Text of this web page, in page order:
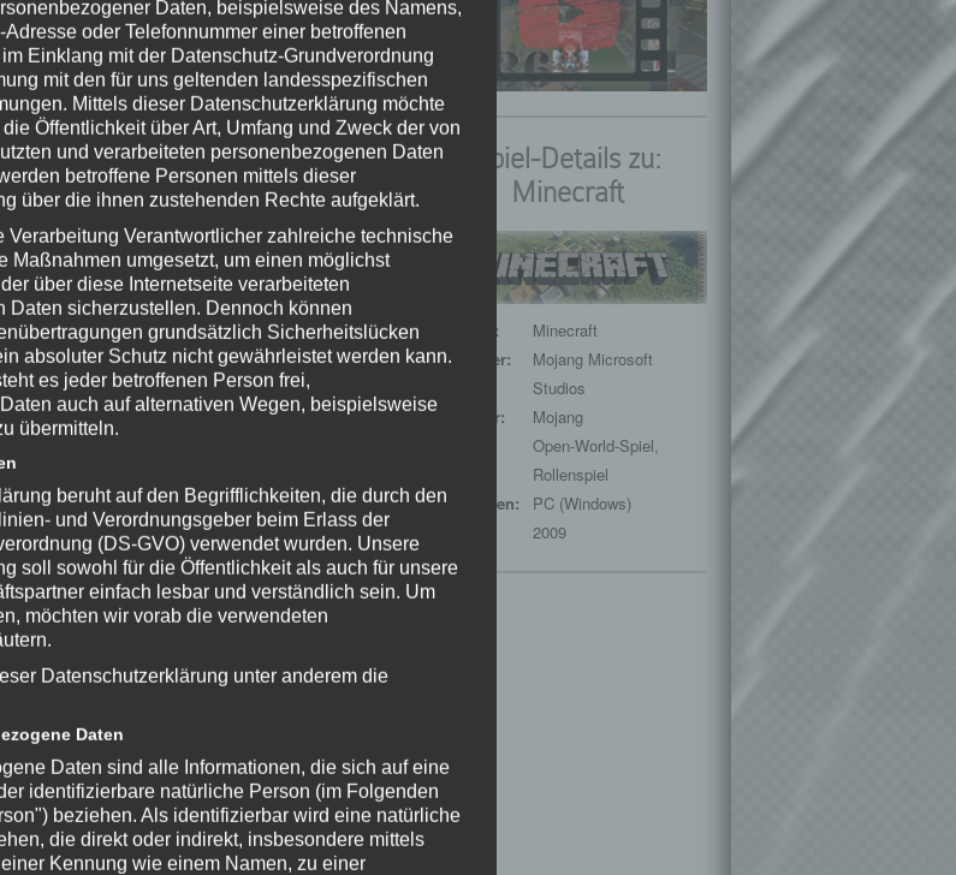
wir kommen 🙂
Entwickler und kaufe Dir das Spiel im Original!
da!
Spiel-Details zu:
Minecraft
Spieltitel:
Minecraft
Entwickler:
Mojang Microsoft
Studios
Publisher:
Mojang
Open-World-Spiel,
Rollenspiel
Plattformen:
PC (Windows)
2009
Daten, beispielsweise des Namens,
oder Telefonnummer einer betroffenen
Einklang mit der Datenschutz-Grundverordnung
mit den für uns geltenden landesspezifischen
Mittels dieser Datenschutzerklärung möchte
Öffentlichkeit über Art, Umfang und Zweck der von
und verarbeiteten personenbezogenen Daten
betroffene Personen mittels dieser
über die ihnen zustehenden Rechte aufgeklärt.
Verarbeitung Verantwortlicher zahlreiche technische
Maßnahmen umgesetzt, um einen möglichst
über diese Internetseite verarbeiteten
Daten sicherzustellen. Dennoch können
grundsätzlich Sicherheitslücken
absoluter Schutz nicht gewährleistet werden kann.
es jeder betroffenen Person frei,
auch auf alternativen Wegen, beispielsweise
übermitteln.
beruht auf den Begrifflichkeiten, die durch den
und Verordnungsgeber beim Erlass der
(DS-GVO) verwendet wurden. Unsere
soll sowohl für die Öffentlichkeit als auch für unsere
einfach lesbar und verständlich sein. Um
möchten wir vorab die verwendeten
Datenschutzerklärung unter anderem die
Daten
Daten sind alle Informationen, die sich auf eine
identifizierbare natürliche Person (im Folgenden
beziehen. Als identifizierbar wird eine natürliche
die direkt oder indirekt, insbesondere mittels
Kennung wie einem Namen, zu einer